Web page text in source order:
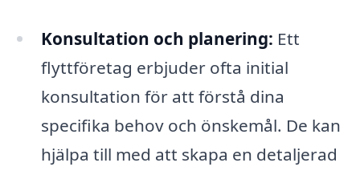
Konsultation och planering: Ett
flyttföretag erbjuder ofta initial
konsultation för att förstå dina
specifika behov och önskemål. De kan
hjälpa till med att skapa en detaljerad